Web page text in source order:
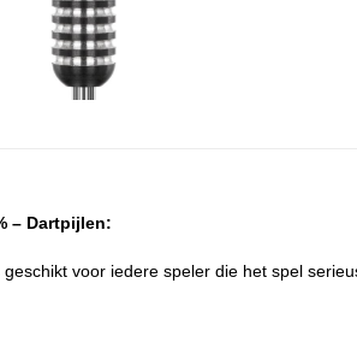
– Dartpijlen:
voor iedere speler die het spel